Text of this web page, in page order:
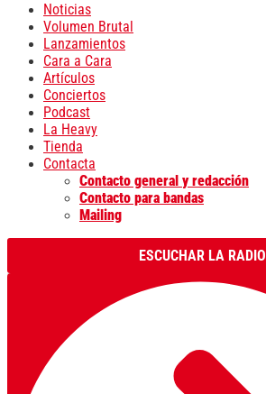
Noticias
Volumen Brutal
Lanzamientos
Cara a Cara
Artículos
Conciertos
Podcast
La Heavy
Tienda
Contacta
Contacto general y redacción
Contacto para bandas
Mailing
ESCUCHAR LA RADIO